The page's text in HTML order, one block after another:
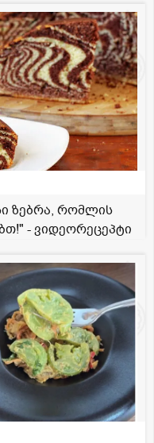
ზებრა, რომლის
- ვიდეორეცეპტი